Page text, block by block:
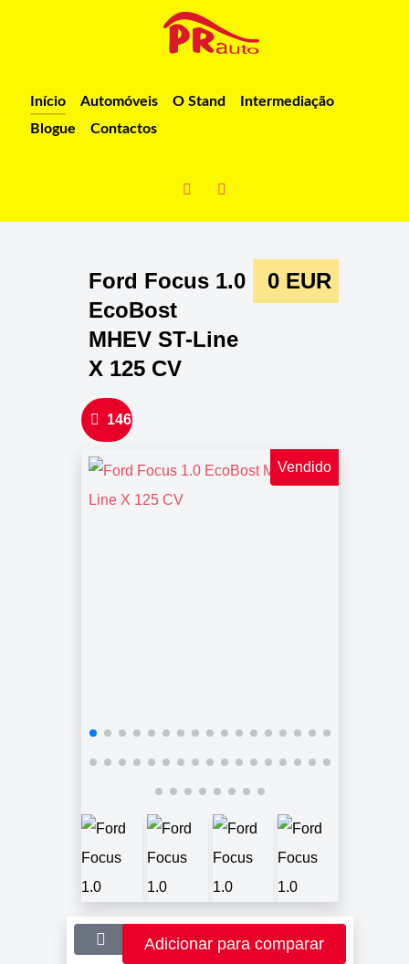
Início Automóveis O Stand
Intermediação
Blogue
Contactos
Ford Focus 1.0
EcoBost
MHEV ST-Line
X 125 CV
0 EUR
146
Vendido
Adicionar para comparar